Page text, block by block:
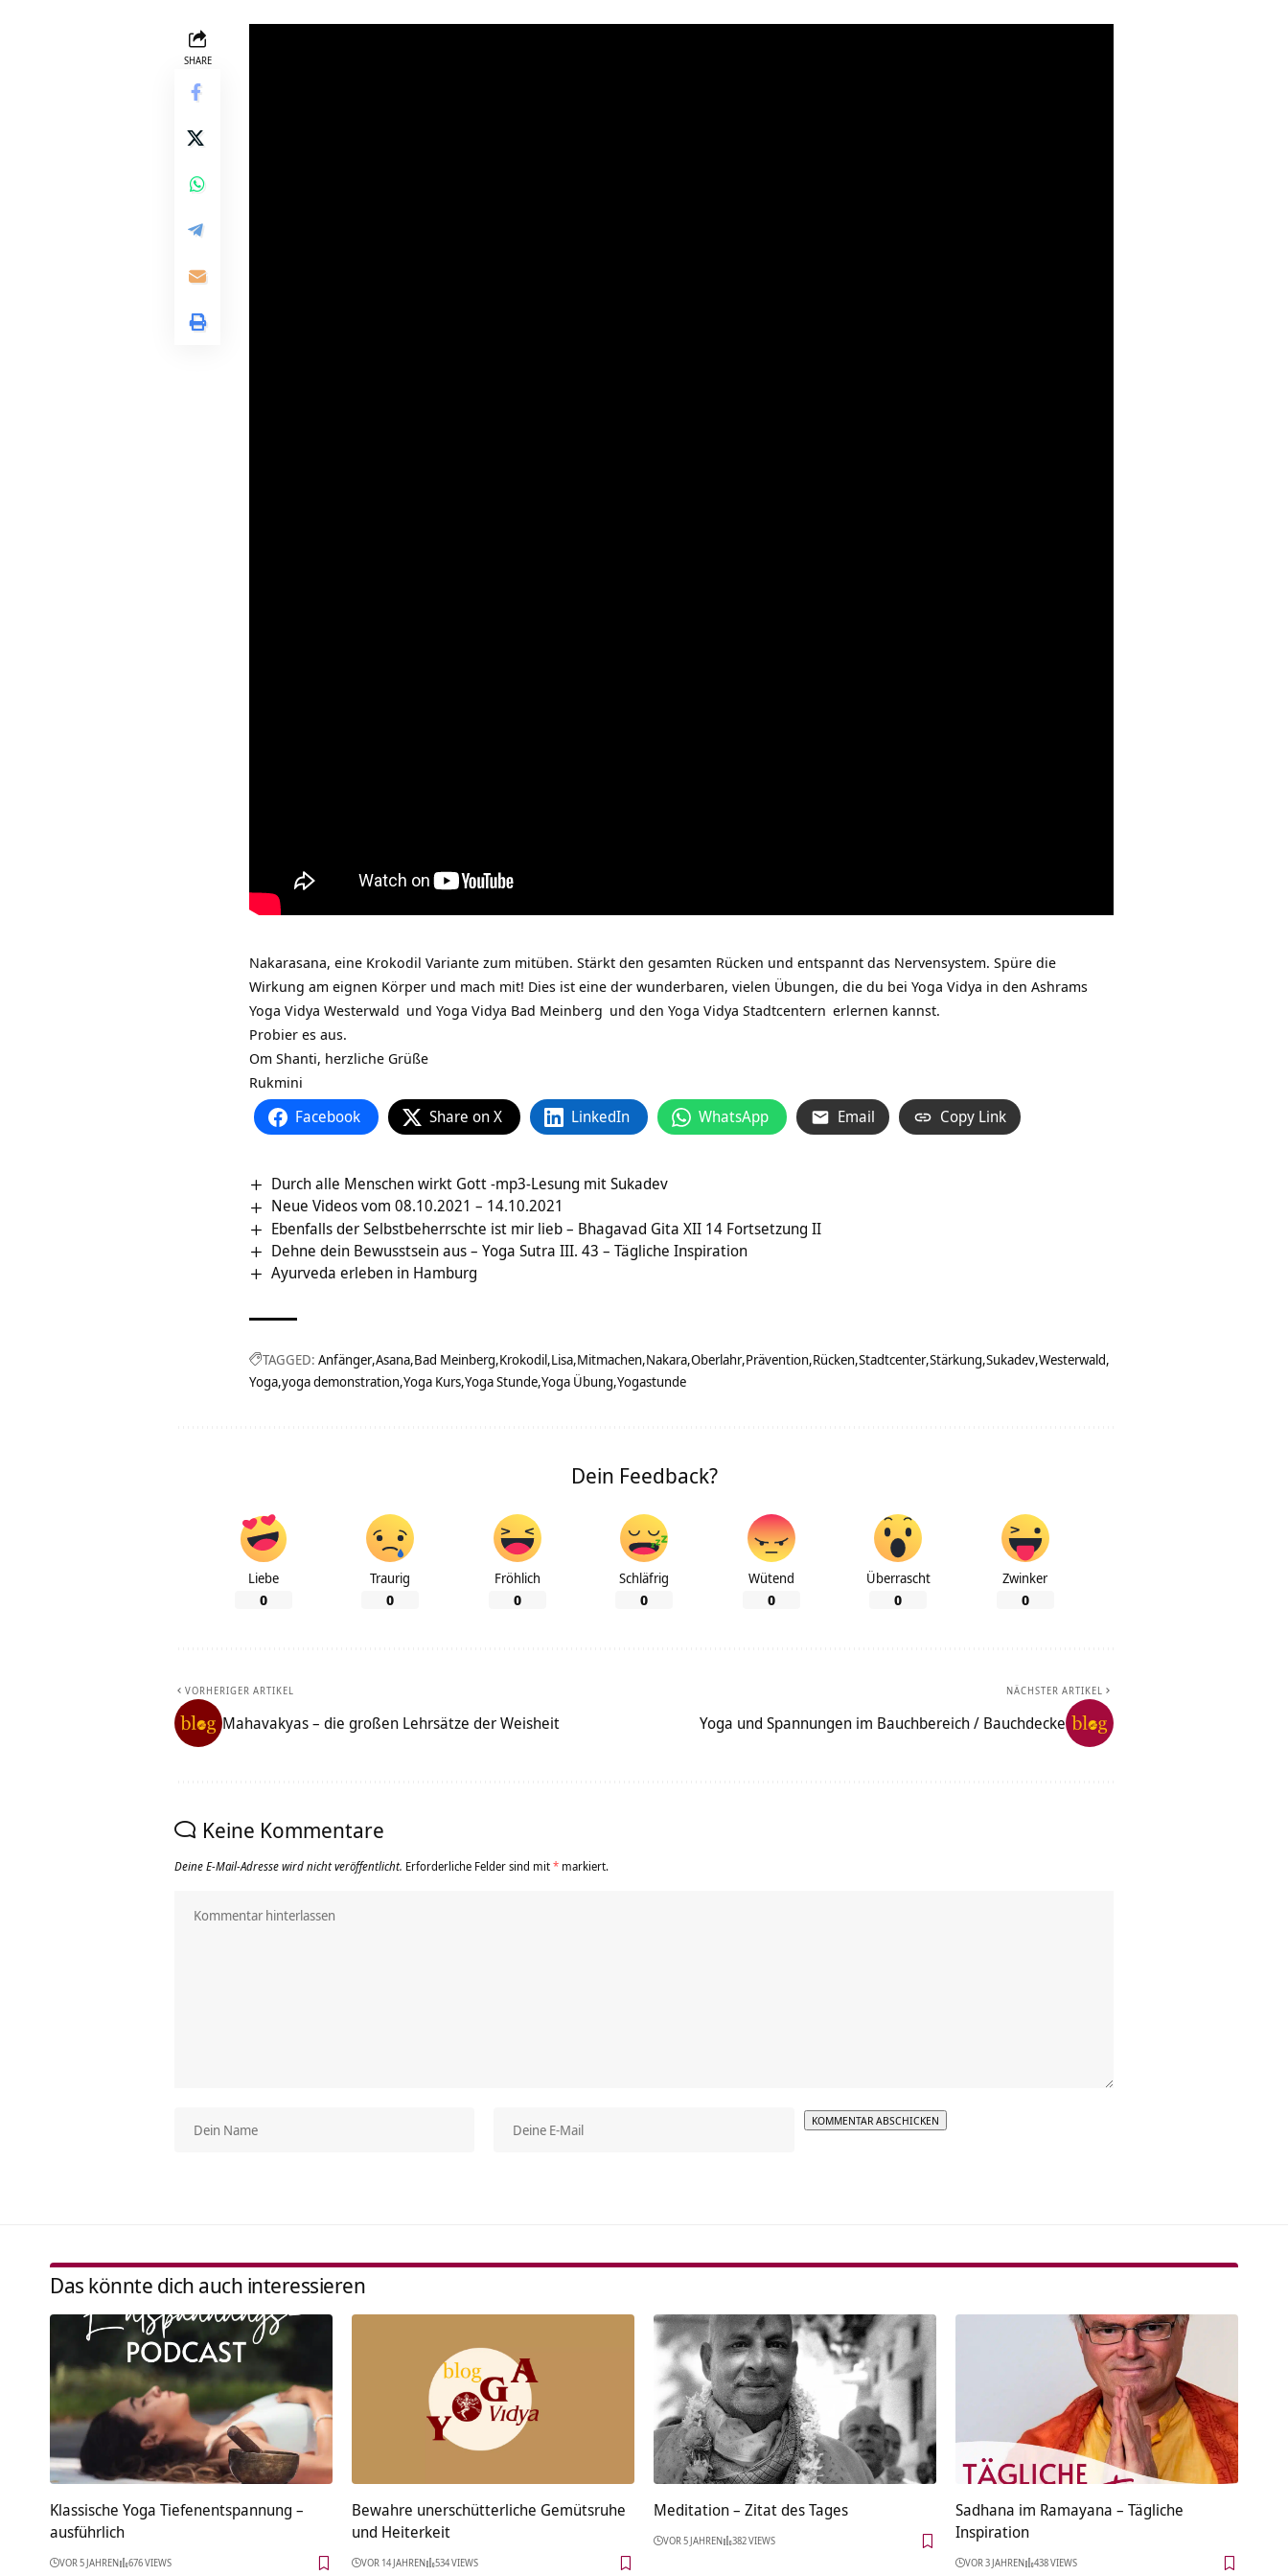
SHARE
Nakarasana, eine Krokodil Variante zum mitüben. Stärkt den gesamten Rücken und entspannt das Nervensystem. Spüre die
Wirkung am eignen Körper und mach mit! Dies ist eine der wunderbaren, vielen Übungen, die du bei Yoga Vidya in den Ashrams
Yoga Vidya Westerwald und Yoga Vidya Bad Meinberg und den Yoga Vidya Stadtcentern erlernen kannst.
Probier es aus.
Om Shanti, herzliche Grüße
Rukmini
Facebook Share on X LinkedIn WhatsApp Email Copy Link
Durch alle Menschen wirkt Gott -mp3-Lesung mit Sukadev
Neue Videos vom 08.10.2021 – 14.10.2021
Ebenfalls der Selbstbeherrschte ist mir lieb – Bhagavad Gita XII 14 Fortsetzung II
Dehne dein Bewusstsein aus – Yoga Sutra III. 43 – Tägliche Inspiration
Ayurveda erleben in Hamburg
TAGGED: Anfänger Asana Bad Meinberg Krokodil Lisa Mitmachen Nakara Oberlahr Prävention Rücken Stadtcenter Stärkung Sukadev Westerwald
Yoga yoga demonstration Yoga Kurs Yoga Stunde Yoga Übung Yogastunde
Dein Feedback?
Liebe
0
Traurig
0
Fröhlich
0
Schläfrig
0
Wütend
0
Überrascht
0
Zwinker
0
VORHERIGER ARTIKEL
Mahavakyas – die großen Lehrsätze der Weisheit
NÄCHSTER ARTIKEL
Yoga und Spannungen im Bauchbereich / Bauchdecke
Keine Kommentare
Deine E-Mail-Adresse wird nicht veröffentlicht. Erforderliche Felder sind mit* markiert.
Das könnte dich auch interessieren
Klassische Yoga Tiefenentspannung –
ausführlich
VOR 5 JAHREN 676 VIEWS
Bewahre unerschütterliche Gemütsruhe
und Heiterkeit
VOR 14 JAHREN 534 VIEWS
Meditation – Zitat des Tages
VOR 5 JAHREN 382 VIEWS
Sadhana im Ramayana – Tägliche
Inspiration
VOR 3 JAHREN 438 VIEWS